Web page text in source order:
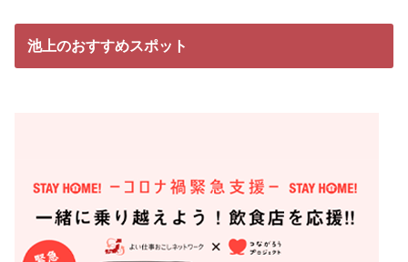
池上のおすすめスポット